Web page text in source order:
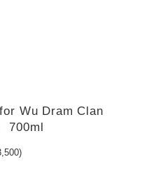
Wu Dram Clan
700ml